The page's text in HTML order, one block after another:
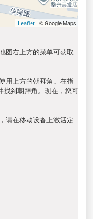
Leaflet | © Google Maps
图右上方的菜单可获取
用上方的朝拜角。在指
找到朝拜角。现在，您可
请在移动设备上激活定